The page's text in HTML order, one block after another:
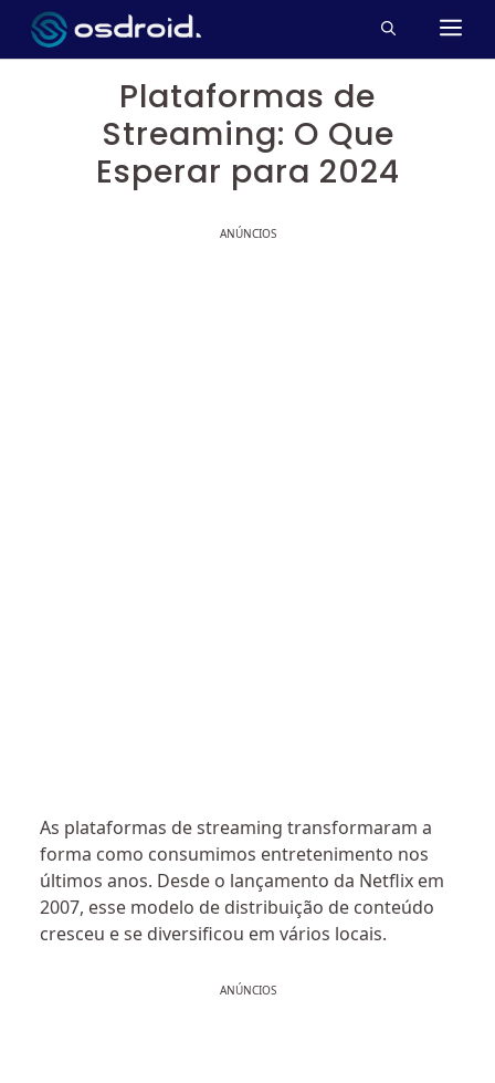
Pular
para
o
Plataformas de
Streaming: O Que
Esperar para 2024
ANÚNCIOS
As plataformas de streaming transformaram a
forma como consumimos entretenimento nos
últimos anos. Desde o lançamento da Netflix em
2007, esse modelo de distribuição de conteúdo
cresceu e se diversificou em vários locais.
ANÚNCIOS